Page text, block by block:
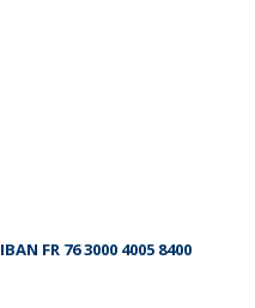
IBAN FR 76 3000 4005 8400